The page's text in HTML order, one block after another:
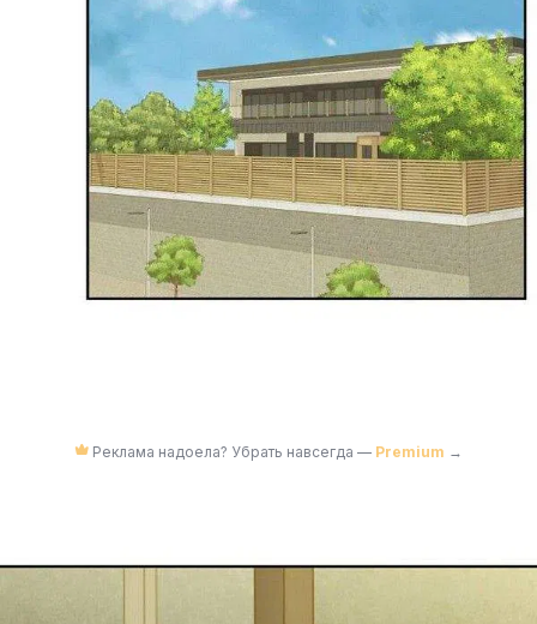
Реклама надоела? Убрать навсегда — Premium →